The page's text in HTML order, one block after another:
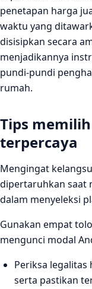
penetapan harga
waktu yang
disisipkan secara
menjadikannya
pundi-pundi
rumah.
Tips
terpercaya
Mengingat
dipertaruhkan saat
dalam menyeleksi
Gunakan empat
mengunci modal
Periksa legalitas
serta pastikan